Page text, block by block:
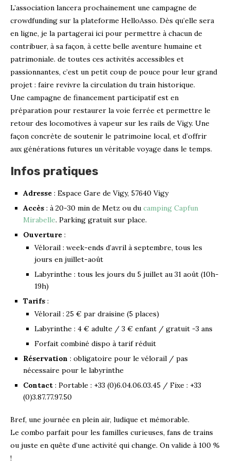
L’association lancera prochainement une campagne de
crowdfunding sur la plateforme HelloAsso. Dès qu’elle sera
en ligne, je la partagerai ici pour permettre à chacun de
contribuer, à sa façon, à cette belle aventure humaine et
patrimoniale. de toutes ces activités accessibles et
passionnantes, c’est un petit coup de pouce pour leur grand
projet : faire revivre la circulation du train historique.
Une campagne de financement participatif est en
préparation pour restaurer la voie ferrée et permettre le
retour des locomotives à vapeur sur les rails de Vigy. Une
façon concrète de soutenir le patrimoine local, et d’offrir
aux générations futures un véritable voyage dans le temps.
Infos pratiques
Adresse : Espace Gare de Vigy, 57640 Vigy
Accès : à 20-30 min de Metz ou du camping Capfun
Mirabelle. Parking gratuit sur place.
Ouverture :
Vélorail : week-ends d’avril à septembre, tous les
jours en juillet-août
Labyrinthe : tous les jours du 5 juillet au 31 août (10h-
19h)
Tarifs :
Vélorail : 25 € par draisine (5 places)
Labyrinthe : 4 € adulte / 3 € enfant / gratuit -3 ans
Forfait combiné dispo à tarif réduit
Réservation : obligatoire pour le vélorail / pas
nécessaire pour le labyrinthe
Contact : Portable : +33 (0)6.04.06.03.45 / Fixe : +33
(0)3.87.77.97.50
Bref, une journée en plein air, ludique et mémorable.
Le combo parfait pour les familles curieuses, fans de trains
ou juste en quête d’une activité qui change. On valide à 100 %
!